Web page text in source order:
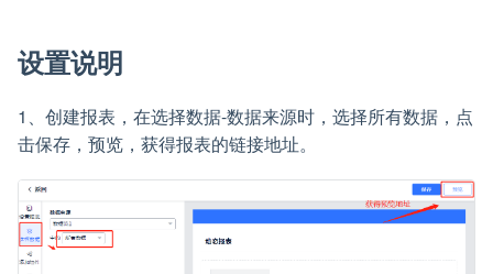
设置说明
1、创建报表，在选择数据-数据来源时，选择所有数据，点
击保存，预览，获得报表的链接地址。